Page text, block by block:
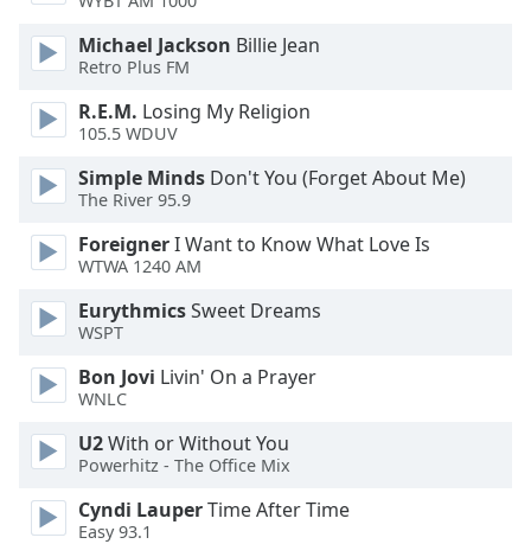
dialog
window.
cancel
and
close
window.
Text
Color
Opacity
Text
Color
Michael Jackson Billie Jean
Retro Plus FM
R.E.M. Losing My Religion
105.5 WDUV
Simple Minds Don't You (Forget About Me)
The River 95.9
ForeignerI Want to Know What Love Is
WTWA 1240 AM
EurythmicsSweet Dreams
WSPT
Bon Jovi Livin' On a Prayer
WNLC
U2With or Without You
Powerhitz - The Office Mix
Cyndi LauperTime After Time
Easy 93.1